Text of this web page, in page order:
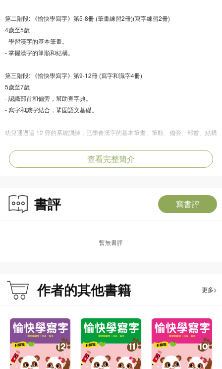
第二階段: 《愉快學寫字》第5-8冊 (筆畫練習2冊)(寫字練習2冊)
4歲至5歲
- 學習漢字的基本筆畫。
- 掌握漢字的筆順和結構。
第三階段: 《愉快學寫字》第9-12冊 (寫字和識字4冊)
5歲至7歲
- 認識部首和偏旁，幫助查字典。
- 寫字和識字結合，鞏固語文基礎。
幼兒通過這 12 冊的系統訓練，已學會漢字的基本筆畫、筆順、偏旁、部首、結構
叢書的內容編排既全面系統，又循序漸進，所設置的練習模式富有童趣，能令幼
兒「愉快學寫字，從此愛寫字」。
這2冊練習具有以下特點：
1.「唱筆順」，邊唱邊作示範書寫，能加強幼兒對漢字的記憶，幫助幼兒識字和
趣的漢字」欄目，利用直觀的圖像加深幼兒對漢字的理解和記憶。
本書特色：
* 練習模式活潑有趣，能引發幼兒學寫字及識字的興趣。
* 幼兒通過這12冊的系統訓練，已學會漢字的基本筆畫、筆順、偏旁、部首、結
構和漢字的演變規律，為快速識字、寫字、默寫、學查字典打下良好的語文基
礎。
查看完整簡介
書評 寫書評
暫無書評
作者的其他書籍 更多>